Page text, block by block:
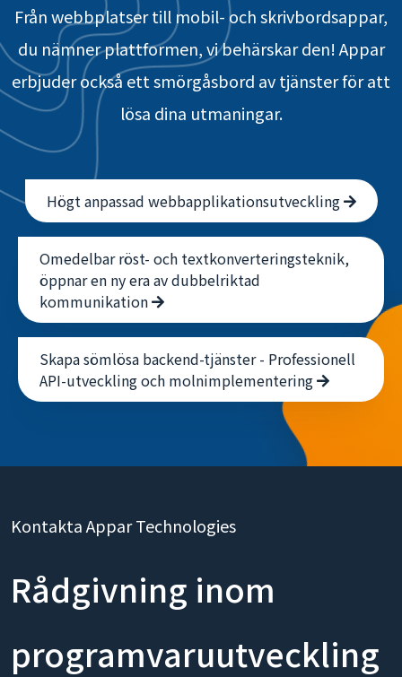
Från webbplatser till mobil- och skrivbordsappar,
du nämner plattformen, vi behärskar den! Appar
erbjuder också ett smörgåsbord av tjänster för att
lösa dina utmaningar.
Högt anpassad webbapplikationsutveckling
Omedelbar röst- och textkonverteringsteknik,
öppnar en ny era av dubbelriktad
kommunikation
Skapa sömlösa backend-tjänster - Professionell
API-utveckling och molnimplementering
Kontakta Appar Technologies
Rådgivning inom
programvaruutveckling